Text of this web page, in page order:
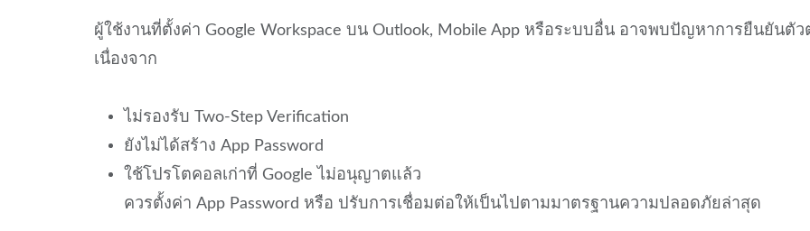
ผู้ใช้งานที่ตั้งค่า Google Workspace บน Outlook, Mobile App หรือระบบอื่น อาจพบปัญหาการยืนยันตั
เนื่องจาก
ไม่รองรับ Two-Step Verification
ยังไม่ได้สร้าง App Password
ใช้โปรโตคอลเก่าที่ Google ไม่อนุญาตแล้ว
ควรตั้งค่า App Password หรือ ปรับการเชื่อมต่อให้เป็นไปตามมาตรฐานความปลอดภัยล่าสุด